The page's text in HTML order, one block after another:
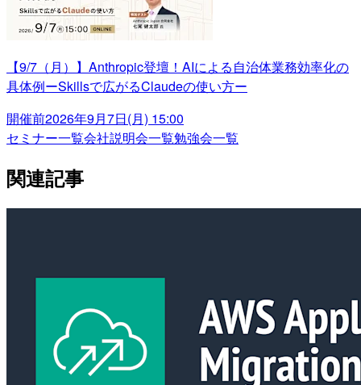
【9/7（月）】Anthropic登壇！AIによる自治体業務効率化の
具体例ーSkillsで広がるClaudeの使い方ー
開催前2026年9月7日(月) 15:00
セミナー一覧会社説明会一覧勉強会一覧
関連記事